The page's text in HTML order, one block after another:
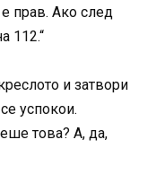
прав. Ако след
112.“
и затвори
успокои.
това? А, да,